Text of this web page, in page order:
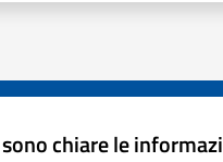
chiare le